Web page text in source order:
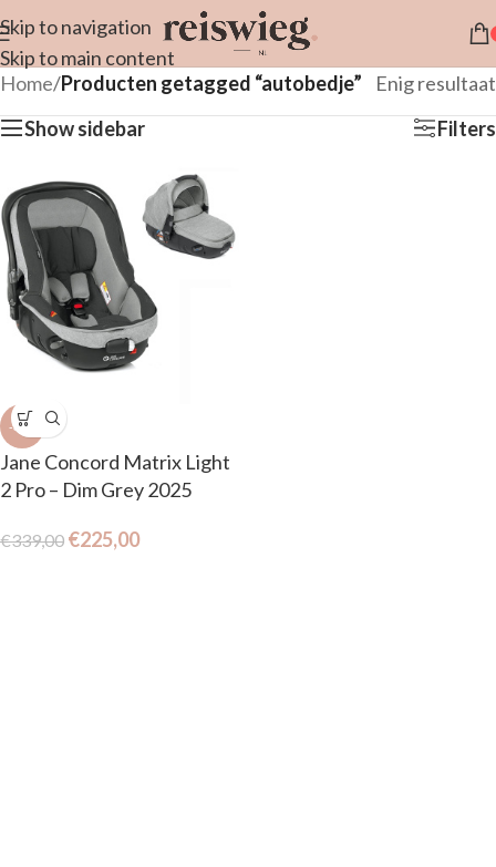
Skip to navigation
Skip to main content
Home/Producten getagged “autobedje”
Enig resultaat
Show sidebar
Filters
-34%
Jane Concord Matrix Light
2 Pro – Dim Grey 2025
€339,00 €225,00